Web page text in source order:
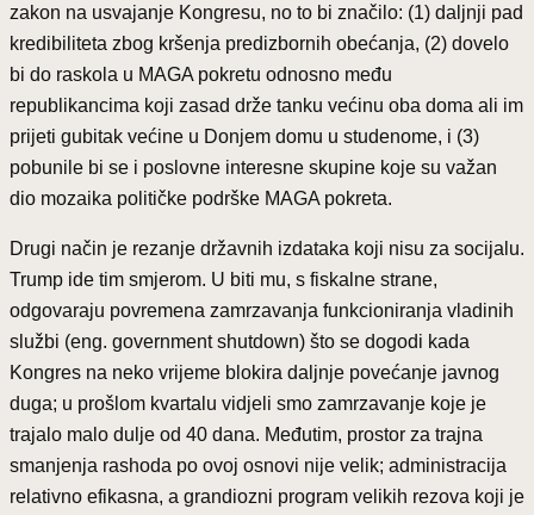
zakon na usvajanje Kongresu, no to bi značilo: (1) daljnji pad
kredibiliteta zbog kršenja predizbornih obećanja, (2) dovelo
bi do raskola u MAGA pokretu odnosno među
republikancima koji zasad drže tanku većinu oba doma ali im
prijeti gubitak većine u Donjem domu u studenome, i (3)
pobunile bi se i poslovne interesne skupine koje su važan
dio mozaika političke podrške MAGA pokreta.
Drugi način je rezanje državnih izdataka koji nisu za socijalu.
Trump ide tim smjerom. U biti mu, s fiskalne strane,
odgovaraju povremena zamrzavanja funkcioniranja vladinih
službi (eng. government shutdown) što se dogodi kada
Kongres na neko vrijeme blokira daljnje povećanje javnog
duga; u prošlom kvartalu vidjeli smo zamrzavanje koje je
trajalo malo dulje od 40 dana. Međutim, prostor za trajna
smanjenja rashoda po ovoj osnovi nije velik; administracija
relativno efikasna, a grandiozni program velikih rezova koji je